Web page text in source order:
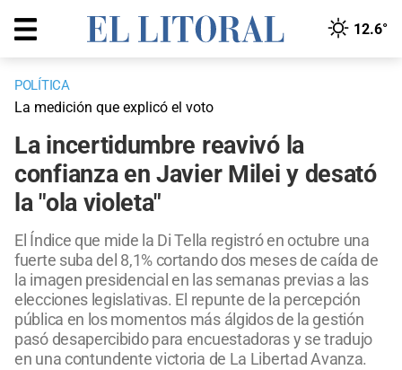
12.6°
POLÍTICA
La medición que explicó el voto
La incertidumbre reavivó la
confianza en Javier Milei y desató
la "ola violeta"
El Índice que mide la Di Tella registró en octubre una
fuerte suba del 8,1% cortando dos meses de caída de
la imagen presidencial en las semanas previas a las
elecciones legislativas. El repunte de la percepción
pública en los momentos más álgidos de la gestión
pasó desapercibido para encuestadoras y se tradujo
en una contundente victoria de La Libertad Avanza.